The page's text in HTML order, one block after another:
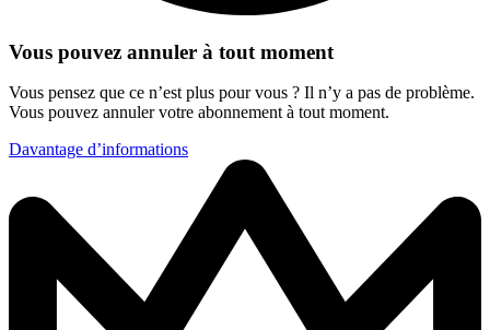
Vous pouvez annuler à tout moment
Vous pensez que ce n’est plus pour vous ? Il n’y a pas de problème.
Vous pouvez annuler votre abonnement à tout moment.
Davantage d’informations